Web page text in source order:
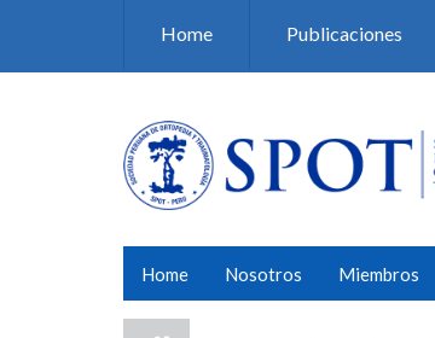
Home Publicaciones
Home Nosotros Miembros